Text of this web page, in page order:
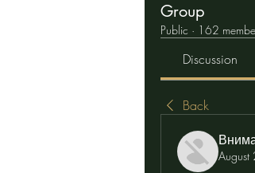
Group
Public · 162
Discussion
Back